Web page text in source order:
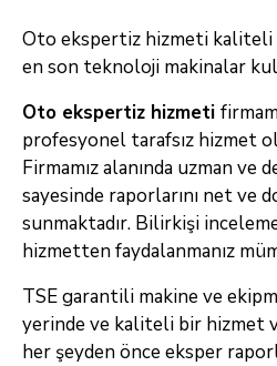
Oto ekspertiz hizmeti kaliteli
en son teknoloji makinalar
Oto ekspertiz hizmeti
profesyonel tarafsız hizmet
Firmamız alanında uzman ve
sayesinde raporlarını net ve
sunmaktadır. Bilirkişi
hizmetten faydalanmanız
TSE garantili makine ve
yerinde ve kaliteli bir hizmet
her şeyden önce eksper